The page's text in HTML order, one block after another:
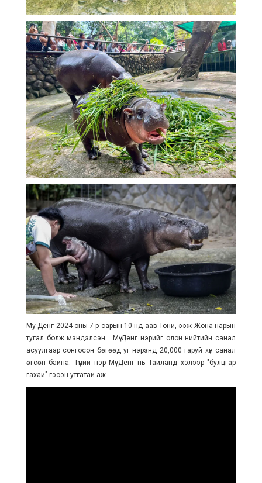
Му Денг 2024 оны 7-р сарын 10-нд аав Тони, ээж Жона нарын
тугал болж мэндэлсэн. Мүү Денг нэрийг олон нийтийн санал
асуулгаар сонгосон бөгөөд уг нэрэнд 20,000 гаруй хүн санал
өгсөн байна. Түүний нэр Мүү Денг нь Тайланд хэлээр "булцгар
гахай" гэсэн утгатай аж.